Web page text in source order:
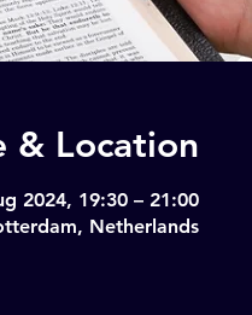
& Location
2024, 19:30 – 21:00
Netherlands